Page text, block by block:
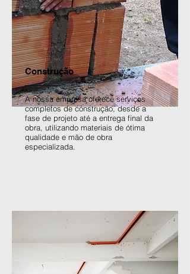
Construção
A nossa empresa oferece serviços
completos de construção, desde a
fase de projeto até a entrega final da
obra, utilizando materiais de ótima
qualidade e mão de obra
especializada.